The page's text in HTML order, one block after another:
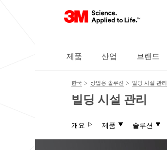
제품 산업 브랜드
한국 상업용 솔루션 빌딩 시설 관리
빌딩 시설 관리
개요 제품 솔루션